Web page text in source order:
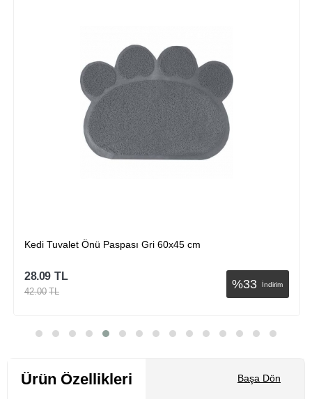
Önü Paspası Gri 60x45 cm
İndirim
Ürün Özellikleri Başa Dön